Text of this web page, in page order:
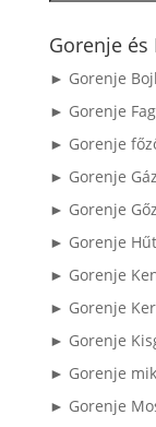
következőre:
Gorenje és
► Gorenje
► Gorenje
► Gorenje
► Gorenje
► Gorenje
► Gorenje
► Gorenje
► Gorenje
► Gorenje
► Gorenje
► Gorenje